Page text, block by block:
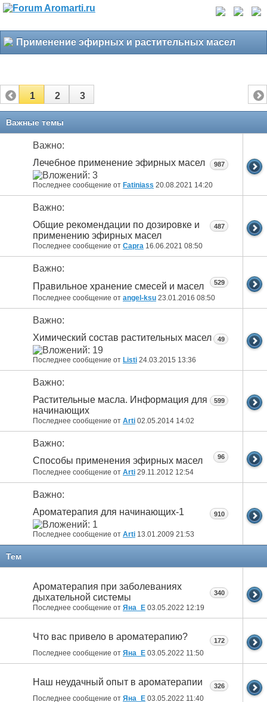
Применение эфирных и растительных масел
1 2 3
Важные темы
Важно:
Лечебное применение эфирных масел
Последнее сообщение от Fatiniass 20.08.2021 14:20
987
Важно:
Общие рекомендации по дозировке и
применению эфирных масел
Последнее сообщение от Capra 16.06.2021 08:50
487
Важно:
Правильное хранение смесей и масел
Последнее сообщение от angel-ksu 23.01.2016 08:50
529
Важно:
Химический состав растительных масел
Последнее сообщение от Listi 24.03.2015 13:36
49
Важно:
Растительные масла. Информация для
начинающих
Последнее сообщение от Arti 02.05.2014 14:02
599
Важно:
Способы применения эфирных масел
Последнее сообщение от Arti 29.11.2012 12:54
96
Важно:
Ароматерапия для начинающих-1
Последнее сообщение от Arti 13.01.2009 21:53
910
Тем
Ароматерапия при заболеваниях
дыхательной системы
Последнее сообщение от Яна_Е 03.05.2022 12:19
340
Что вас привело в ароматерапию?
Последнее сообщение от Яна_Е 03.05.2022 11:50
172
Наш неудачный опыт в ароматерапии
Последнее сообщение от Яна_Е 03.05.2022 11:40
326